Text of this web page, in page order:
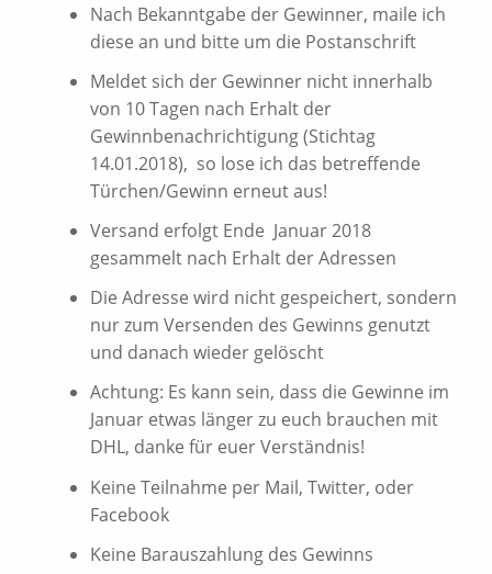
Nach Bekanntgabe der Gewinner, maile ich
diese an und bitte um die Postanschrift
Meldet sich der Gewinner nicht innerhalb
von 10 Tagen nach Erhalt der
Gewinnbenachrichtigung (Stichtag
14.01.2018), so lose ich das betreffende
Türchen/Gewinn erneut aus!
Versand erfolgt Ende Januar 2018
gesammelt nach Erhalt der Adressen
Die Adresse wird nicht gespeichert, sondern
nur zum Versenden des Gewinns genutzt
und danach wieder gelöscht
Achtung: Es kann sein, dass die Gewinne im
Januar etwas länger zu euch brauchen mit
DHL, danke für euer Verständnis!
Keine Teilnahme per Mail, Twitter, oder
Facebook
Keine Barauszahlung des Gewinns